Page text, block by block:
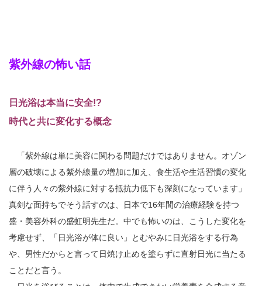
紫外線の怖い話
日光浴は本当に安全!?
時代と共に変化する概念
「紫外線は単に美容に関わる問題だけではありません。オゾン
層の破壊による紫外線量の増加に加え、食生活や生活習慣の変化
に伴う人々の紫外線に対する抵抗力低下も深刻になっています」
真剣な面持ちでそう話すのは、日本で16年間の治療経験を持つ
盛・美容外科の盛虹明先生だ。中でも怖いのは、こうした変化を
考慮せず、「日光浴が体に良い」とむやみに日光浴をする行為
や、男性だからと言って日焼け止めを塗らずに直射日光に当たる
ことだと言う。